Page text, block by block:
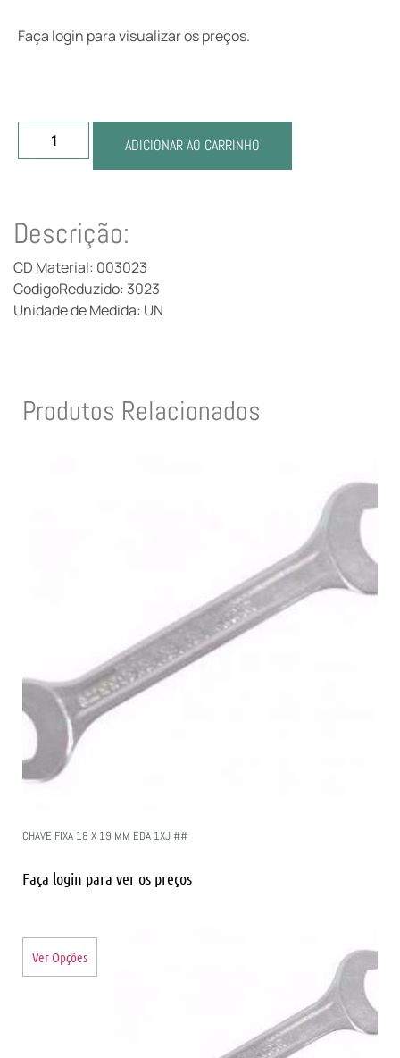
Faça login para visualizar os preços.
ADICIONAR AO CARRINHO
Descrição:
CD Material: 003023
CodigoReduzido: 3023
Unidade de Medida: UN
Produtos Relacionados
CHAVE FIXA 18 X 19 MM EDA 1XJ ##
Faça login para ver os preços
Ver Opções